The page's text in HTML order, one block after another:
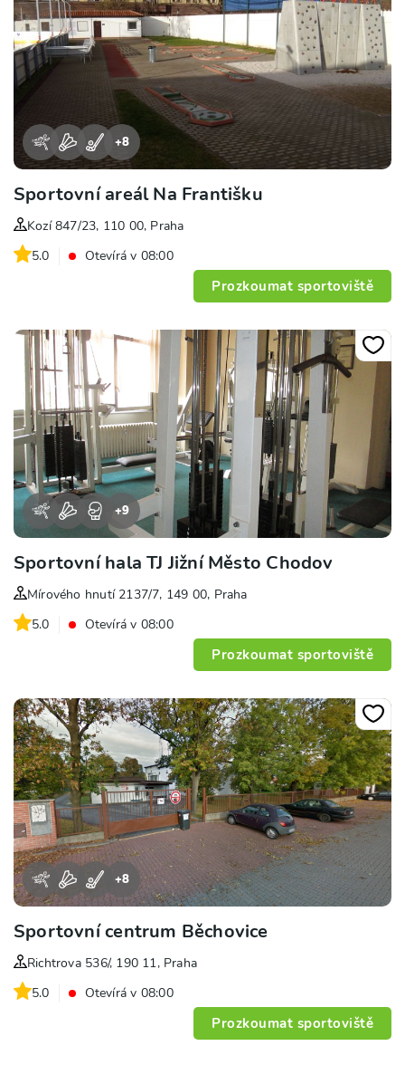
+8
Sportovní areál Na Františku
Kozí 847/23, 110 00, Praha
5.0
Otevírá v 08:00
Prozkoumat sportoviště
+9
Sportovní hala TJ Jižní Město Chodov
Mírového hnutí 2137/7, 149 00, Praha
5.0
Otevírá v 08:00
Prozkoumat sportoviště
+8
Sportovní centrum Běchovice
Richtrova 536/, 190 11, Praha
5.0
Otevírá v 08:00
Prozkoumat sportoviště